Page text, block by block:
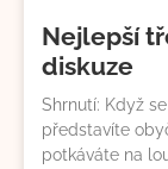
Nejlepší
diskuze
Shrnutí: Když
představíte
potkáváte na